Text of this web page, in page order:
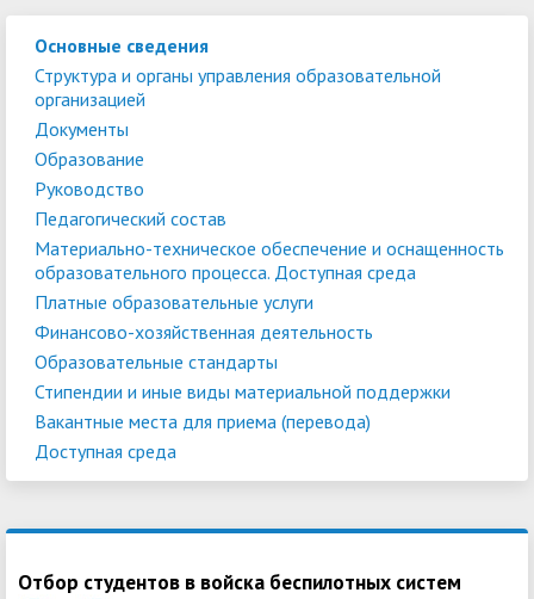
Основные сведения
Структура и органы управления образовательной
организацией
Документы
Образование
Руководство
Педагогический состав
Материально-техническое обеспечение и оснащенность
образовательного процесса. Доступная среда
Платные образовательные услуги
Финансово-хозяйственная деятельность
Образовательные стандарты
Стипендии и иные виды материальной поддержки
Вакантные места для приема (перевода)
Доступная среда
Отбор студентов в войска беспилотных систем